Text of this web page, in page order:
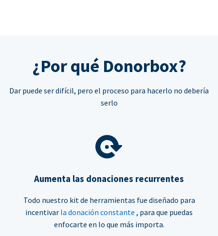
¿Por qué Donorbox?
Dar puede ser difícil, pero el proceso para hacerlo no debería
serlo
Aumenta las donaciones recurrentes
Todo nuestro kit de herramientas fue diseñado para
incentivar la donación constante , para que puedas
enfocarte en lo que más importa.